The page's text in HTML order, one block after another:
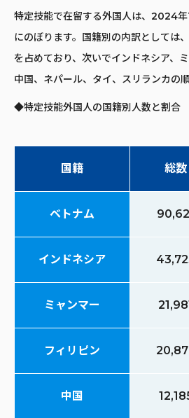
特定技能で在留する外国人は、2024
にのぼります。国籍別の内訳としては
を占めており、次いでインドネシア、
中国、ネパール、タイ、スリランカの順
◆特定技能外国人の国籍別人数と割合
国籍 総数
ベトナム
インドネシア
ミャンマー
フィリピン
中国